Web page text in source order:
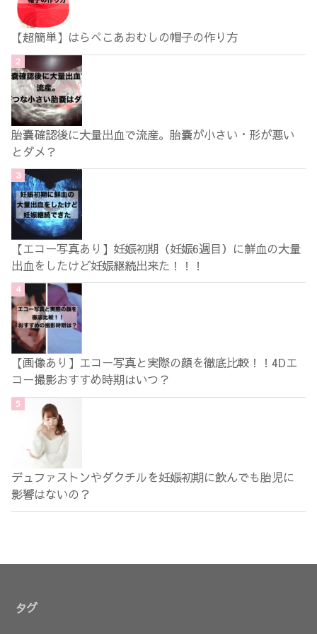
【超簡単】はらぺこあおむしの帽子の作り方
胎嚢確認後に大量出血で流産。胎嚢が小さい・形が悪い
とダメ？
【エコー写真あり】妊娠初期（妊娠6週目）に鮮血の大量
出血をしたけど妊娠継続出来た！！！
【画像あり】エコー写真と実際の顔を徹底比較！！4Dエ
コー撮影おすすめ時期はいつ？
デュファストンやダクチルを妊娠初期に飲んでも胎児に
影響はないの？
タグ